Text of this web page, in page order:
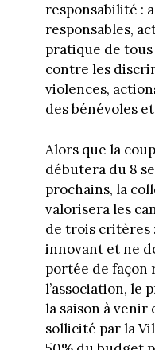
responsabilité :
responsables,
pratique de
contre les
violences,
des bénévoles
Alors que la
débutera du 8
prochains, la
valorisera les
de trois critères
innovant et ne
portée de
l’association, le
la saison à
sollicité par la